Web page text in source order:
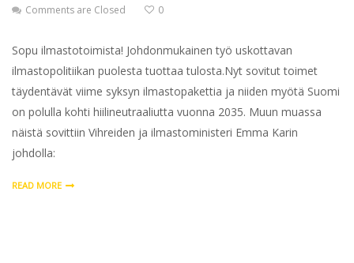
Comments are Closed
0
Sopu ilmastotoimista! Johdonmukainen työ uskottavan
ilmastopolitiikan puolesta tuottaa tulosta.Nyt sovitut toimet
täydentävät viime syksyn ilmastopakettia ja niiden myötä Suomi
on polulla kohti hiilineutraaliutta vuonna 2035. Muun muassa
näistä sovittiin Vihreiden ja ilmastoministeri Emma Karin
johdolla:
READ MORE